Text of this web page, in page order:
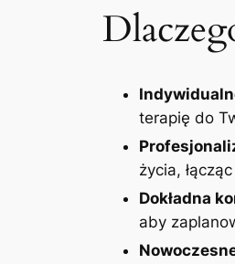
terapię do
życia,
Dokładna
aby